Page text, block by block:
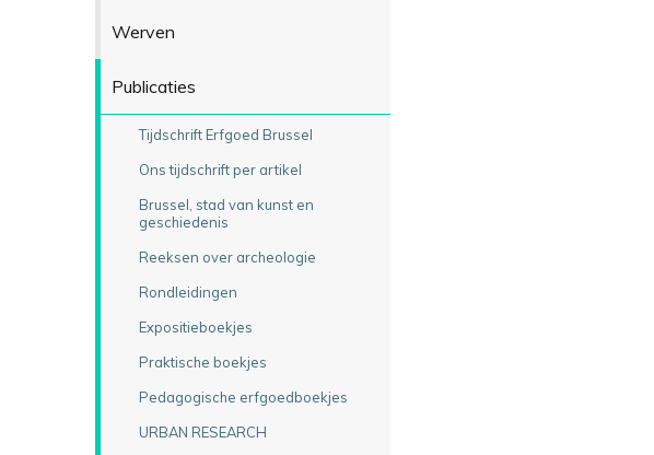
Werven
Publicaties
Tijdschrift Erfgoed Brussel
Ons tijdschrift per artikel
Brussel, stad van kunst en
geschiedenis
Reeksen over archeologie
Rondleidingen
Expositieboekjes
Praktische boekjes
Pedagogische erfgoedboekjes
URBAN RESEARCH